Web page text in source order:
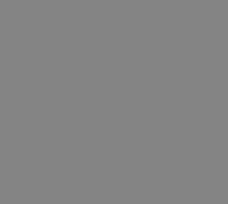
de drept a
terminologica)
in care